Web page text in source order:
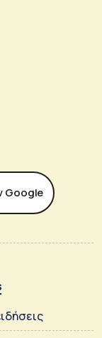
Google